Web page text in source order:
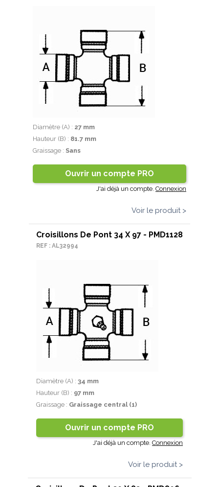
Diamètre (A) : 27 mm
Hauteur (B) : 81.7 mm
Graissage : Sans
Ouvrir un compte PRO
J'ai déjà un compte. Connexion
Voir le produit >
Croisillons De Pont 34 X 97 - PMD1128
REF : AL32994
Diamètre (A) : 34 mm
Hauteur (B) : 97 mm
Graissage : Graissage central (1)
Ouvrir un compte PRO
J'ai déjà un compte. Connexion
Voir le produit >